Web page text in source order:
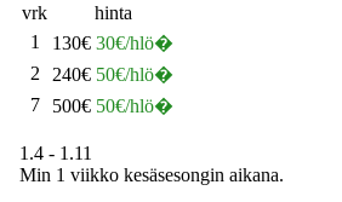
vrk
hinta
1
130€ 30€/hlö�
2
240€ 50€/hlö�
7
500€ 50€/hlö�
1.4 - 1.11
Min 1 viikko kesäsesongin aikana.